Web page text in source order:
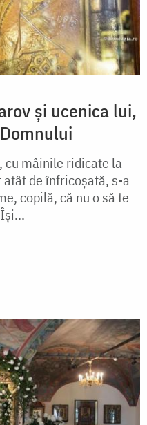
și ucenica lui,
cu mâinile ridicate la
atât de înfricoşată, s-a
copilă, că nu o să te